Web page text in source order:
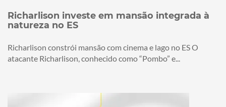
Richarlison investe em mansão integrada à
natureza no ES
Richarlison constrói mansão com cinema e lago no ES O
atacante Richarlison, conhecido como “Pombo” e...